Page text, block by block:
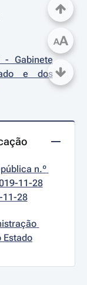
- Gabinete
e dos
n.º
11-28
11-28
Estado
AA